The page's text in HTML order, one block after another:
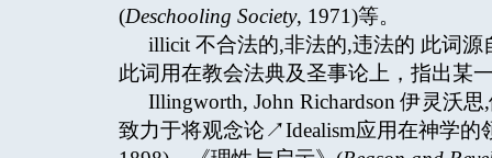
(Deschooling Society, 1971)等。
illicit 不合法的,非法的,违法的 此词
此词用在教会法典及圣事论上，指出某
Illingworth, John Richardson 伊灵沃
致力于将观念论↗Idealism应用在神学的